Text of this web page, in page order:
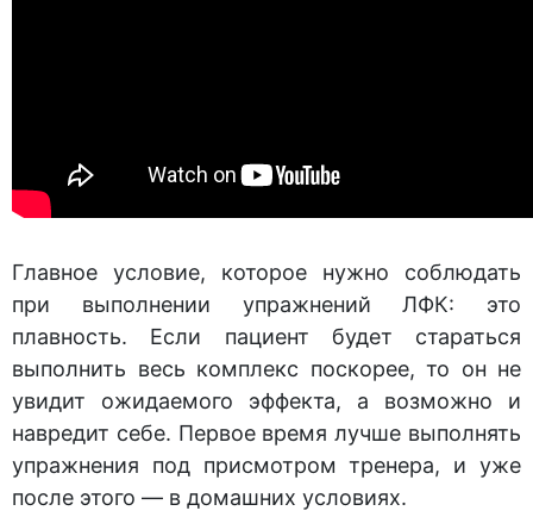
Главное условие, которое нужно соблюдать
при выполнении упражнений ЛФК: это
плавность. Если пациент будет стараться
выполнить весь комплекс поскорее, то он не
увидит ожидаемого эффекта, а возможно и
навредит себе. Первое время лучше выполнять
упражнения под присмотром тренера, и уже
после этого — в домашних условиях.